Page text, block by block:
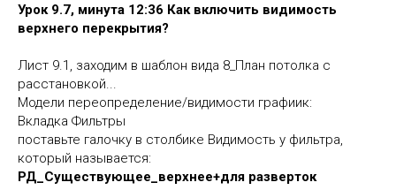
Урок 9.7, минута 12:36 Как включить видимость
верхнего перекрытия?
Лист 9.1, заходим в шаблон вида 8_План потолка с
расстановкой...
Модели переопределение/видимости графиик:
Вкладка Фильтры
поставьте галочку в столбике Видимость у фильтра,
который называется:
РД_Существующее_верхнее+для разверток